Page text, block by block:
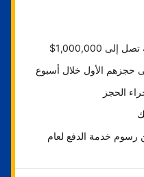
1,000,000$
الحجز
رسوم خدمة الدفع لعام